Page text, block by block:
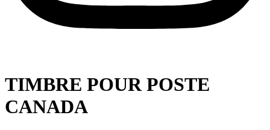
TIMBRE POUR POSTE
CANADA